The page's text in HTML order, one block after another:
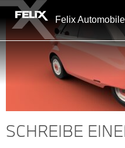
springen
Felix
SCHREIBE